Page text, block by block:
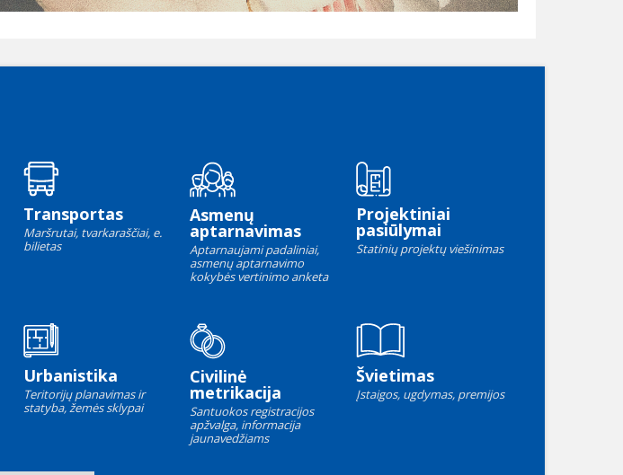
Transportas
Maršrutai, tvarkaraščiai, e.
bilietas
Asmenų
aptarnavimas
Aptarnaujami padaliniai,
asmenų aptarnavimo
kokybės vertinimo anketa
Projektiniai
pasiūlymai
Statinių projektų viešinimas
Urbanistika
Teritorijų planavimas ir
statyba, žemės sklypai
Civilinė
metrikacija
Santuokos registracijos
apžvalga, informacija
jaunavedžiams
Švietimas
Įstaigos, ugdymas, premijos